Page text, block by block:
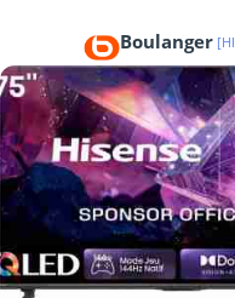
Boulanger